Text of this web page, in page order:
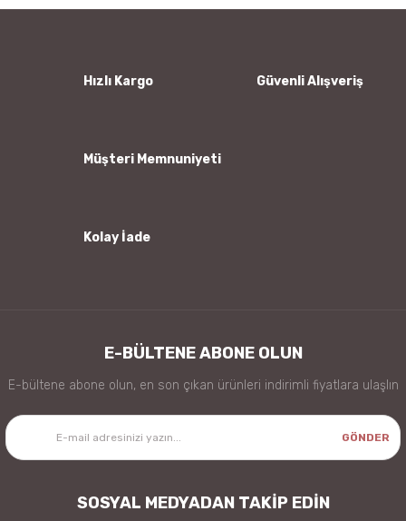
Ürün bilgilerinde hatalar bulunuyor.
Hızlı Kargo Güvenli Alışveriş
Müşteri Memnuniyeti
Kolay İade
E-BÜLTENE ABONE OLUN
E-bültene abone olun, en son çıkan ürünleri indirimli fiyatlara ulaşlın
GÖNDER
SOSYAL MEDYADAN TAKİP EDİN